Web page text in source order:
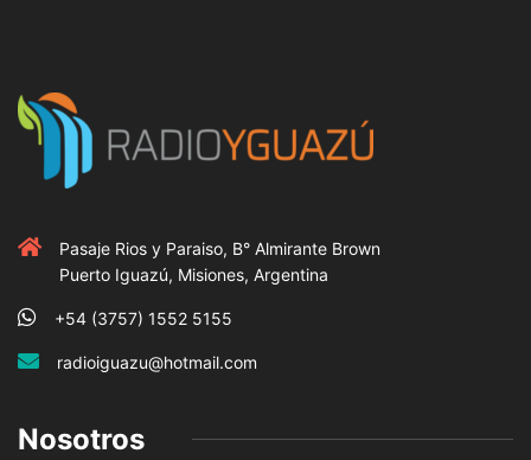
Pasaje Rios y Paraiso, B° Almirante Brown
Puerto Iguazú, Misiones, Argentina
+54 (3757) 1552 5155
radioiguazu@hotmail.com
Nosotros